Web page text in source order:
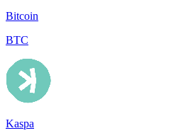
Bitcoin
BTC
Kaspa